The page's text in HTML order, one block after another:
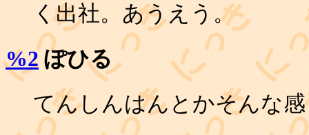
く出社。あうえう。
%2ぽひる
てんしんはんとかそんな